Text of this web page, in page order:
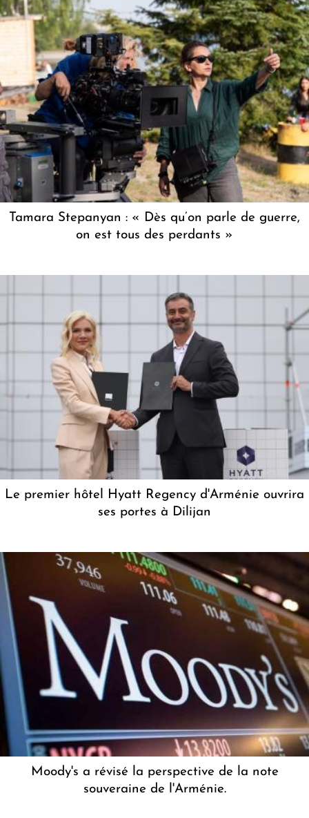
Tamara Stepanyan : « Dès qu’on parle de guerre,
on est tous des perdants »
Le premier hôtel Hyatt Regency d'Arménie ouvrira
ses portes à Dilijan
Moody's a révisé la perspective de la note
souveraine de l'Arménie.